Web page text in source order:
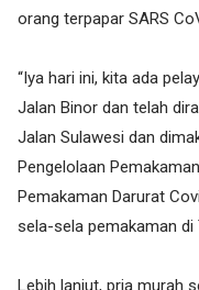
orang terpapar SARS
“Iya hari ini, kita ada
Jalan Binor dan telah
Jalan Sulawesi dan
Pengelolaan
Pemakaman Darurat
sela-sela pemakaman di
Lebih lanjut, pria murah